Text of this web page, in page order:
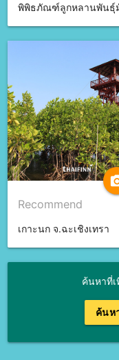
Recommend
เกาะนก จ.ฉะเชิงเทรา
ค้นหาที่
ค้นห